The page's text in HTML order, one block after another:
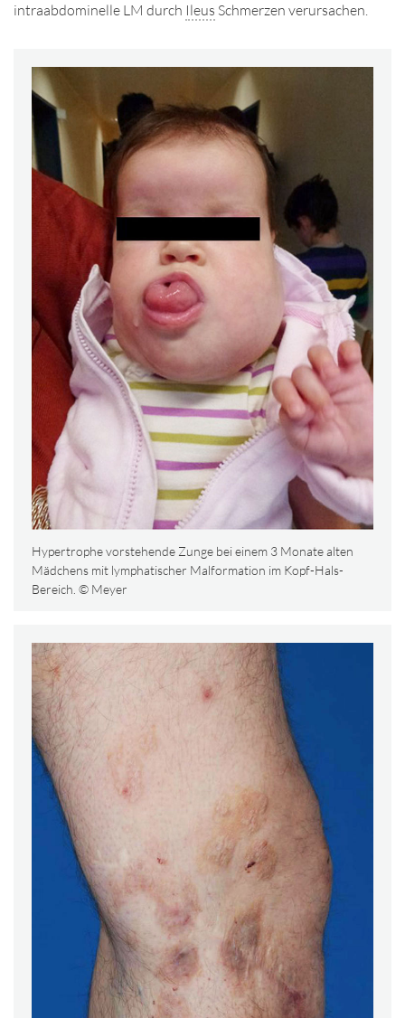
intraabdominelle LM durch Ileus Schmerzen verursachen.
Hypertrophe vorstehende Zunge bei einem 3 Monate alten
Mädchens mit lymphatischer Malformation im Kopf-Hals-
Bereich. © Meyer